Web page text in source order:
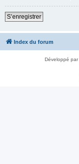
S’enregistrer
Index du forum
Développé par